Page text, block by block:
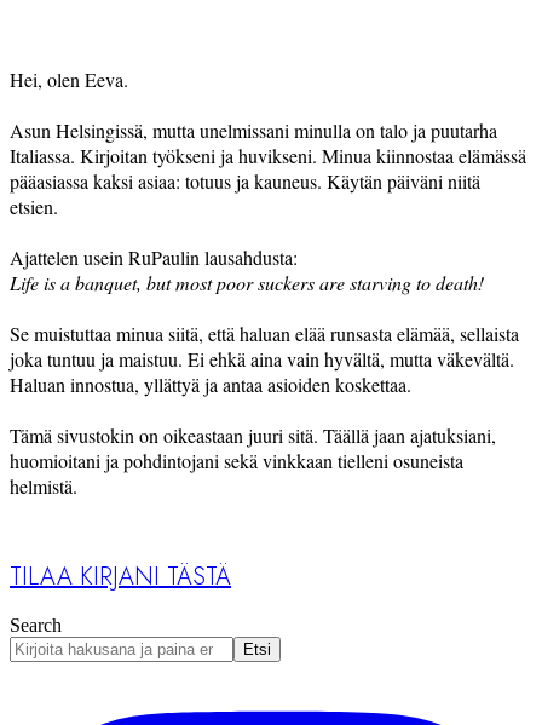
Hei, olen Eeva.
Asun Helsingissä, mutta unelmissani minulla on talo ja puutarha
Italiassa. Kirjoitan työkseni ja huvikseni. Minua kiinnostaa elämässä
pääasiassa kaksi asiaa: totuus ja kauneus. Käytän päiväni niitä
etsien.
Ajattelen usein RuPaulin lausahdusta:
Life is a banquet, but most poor suckers are starving to death!
Se muistuttaa minua siitä, että haluan elää runsasta elämää, sellaista
joka tuntuu ja maistuu. Ei ehkä aina vain hyvältä, mutta väkevältä.
Haluan innostua, yllättyä ja antaa asioiden koskettaa.
Tämä sivustokin on oikeastaan juuri sitä. Täällä jaan ajatuksiani,
huomioitani ja pohdintojani sekä vinkkaan tielleni osuneista
helmistä.
TILAA KIRJANI TÄSTÄ
Search
Etsi